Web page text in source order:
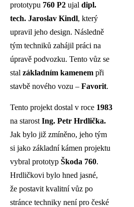
prototypu 760 P2 ujal dipl.
tech. Jaroslav Kindl, který
upravil jeho design. Následně
tým techniků zahájil práci na
úpravě podvozku. Tento vůz se
stal základním kamenem při
stavbě nového vozu – Favorit.
Tento projekt dostal v roce 1983
na starost Ing. Petr Hrdlička.
Jak bylo již zmíněno, jeho tým
si jako základní kámen projektu
vybral prototyp Škoda 760.
Hrdličkovi bylo hned jasné,
že postavit kvalitní vůz po
stránce techniky není pro české